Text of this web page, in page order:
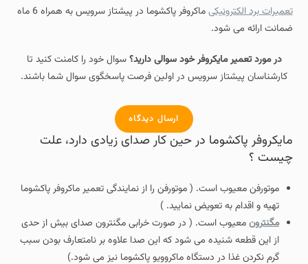
تعمیرات برد الکترونیکی
ماکروفر پاکشوما در پیشتاز سرویس به همراه 6 ماه
ضمانت ارائه می شود.
در مورد تعمیر مایکروفر خود سوالی دارید؟سوال خود را کامنت کنید تا
کارشناسان پیشتاز سرویس در اولین فرصت پاسخگوی سوال شما باشند.
ارسال دیدگاه
مایکروفر پاکشوما در حین کار صدای زیادی دارد، علت
چیست ؟
موتورفن معیوب است. ( موتورفن را از نمایندگی تعمیر ماکروفر پاکشوما
تهیه و اقدام به تعویض نمایید. )
مگنترونمعیوب است. ( در صورت خرابی مگنترون صدای بیش از حدی
از این قطعه شنیده می شود که این صدا علاوه بر نامتعارف بودن سبب
گرم نکردن غذا در دستگاه ماکروویو پاکشوما نیز می شود.)